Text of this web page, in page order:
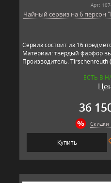
Арт:
Чайный сервиз на 6 персон
Сервиз состоит из 16
Материал: твердый фарфор
Производитель:
ЕСТЬ В
36
Скидки
Купить